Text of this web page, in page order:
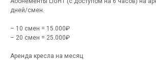
дней/смен.
– 10 смен = 15.000₽
– 20 смен = 25.000₽
Аренда кресла на месяц